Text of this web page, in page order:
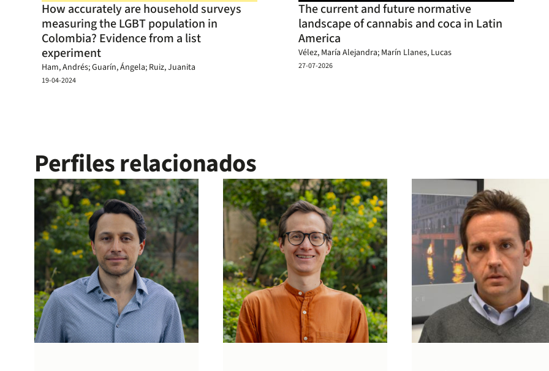
How accurately are household surveys
measuring the LGBT population in
Colombia? Evidence from a list
experiment
Ham, Andrés; Guarín, Ángela; Ruiz, Juanita
19-04-2024
The current and future normative
landscape of cannabis and coca in Latin
America
Vélez, María Alejandra; Marín Llanes, Lucas
27-07-2026
Perfiles relacionados